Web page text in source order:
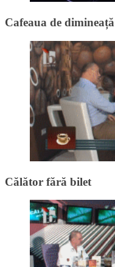
Cafeaua de dimineață
Călător fără bilet